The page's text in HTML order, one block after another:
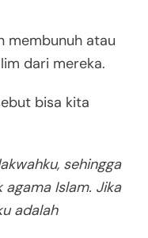
membunuh atau
dari mereka.
bisa kita
sehingga
Islam. Jika
adalah